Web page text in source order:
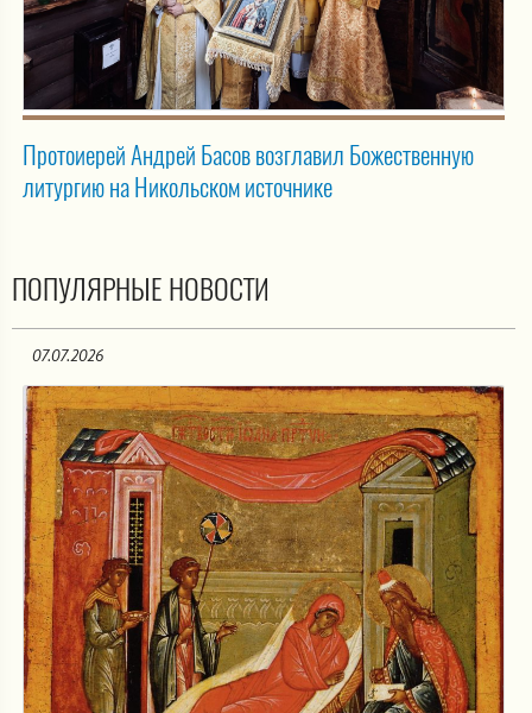
Протоиерей Андрей Басов возглавил Божественную
литургию на Никольском источнике
ПОПУЛЯРНЫЕ НОВОСТИ
07.07.2026